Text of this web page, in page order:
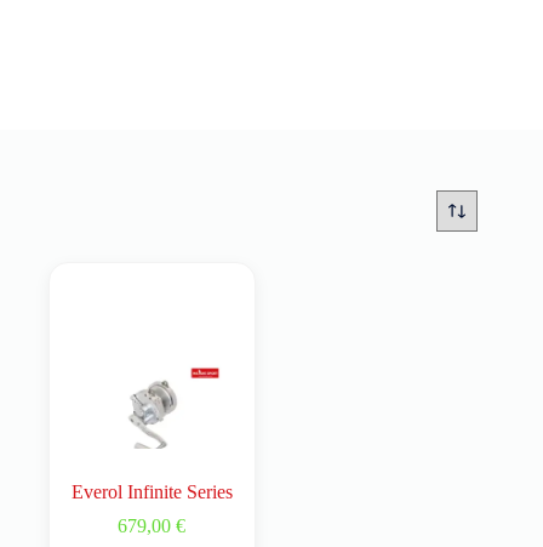
Everol Infinite Series
679,00€